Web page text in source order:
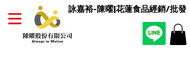
詠嘉裕-陳曜|花蓮食品經銷/批發